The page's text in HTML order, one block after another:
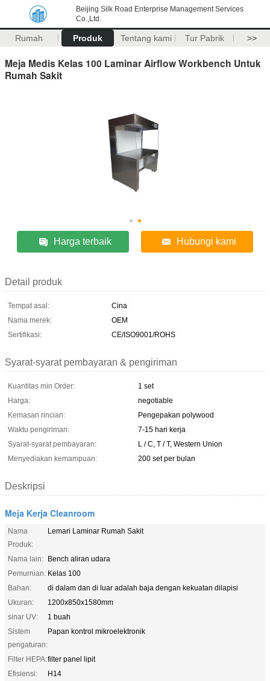
Beijing Silk Road Enterprise Management Services
Co.,Ltd.
Rumah Produk Tentang kami Tur Pabrik >>
Meja Medis Kelas 100 Laminar Airflow Workbench Untuk
Rumah Sakit
Harga terbaik Hubungi kami
Detail produk
Tempat asal:
Cina
Nama merek:
OEM
Sertifikasi:
CE/ISO9001/ROHS
Syarat-syarat pembayaran & pengiriman
Kuantitas min Order:
1 set
Harga:
negotiable
Kemasan rincian:
Pengepakan polywood
Waktu pengiriman:
7-15 hari kerja
Syarat-syarat pembayaran:
L / C, T / T, Western Union
Menyediakan kemampuan:
200 set per bulan
Deskripsi
Meja Kerja Cleanroom
Nama
Produk:
Lemari Laminar Rumah Sakit
Nama lain: Bench aliran udara
Pemurnian: Kelas 100
Bahan:
di dalam dan di luar adalah baja dengan kekuatan dilapisi
Ukuran:
1200x850x1580mm
sinar UV:
1 buah
Sistem
pengaturan:
Papan kontrol mikroelektronik
Filter HEPA:filter panel lipit
Efisiensi:
H14